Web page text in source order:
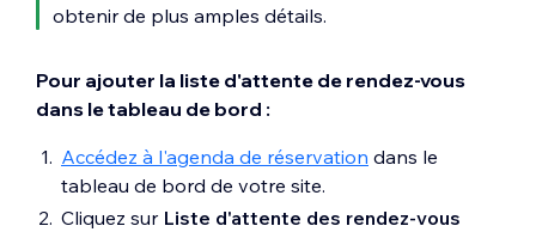
obtenir de plus amples détails.
Pour ajouter la liste d'attente de rendez-vous
dans le tableau de bord :
Accédez à l'agenda de réservation dans le
tableau de bord de votre site.
Cliquez sur Liste d'attente des rendez-vous